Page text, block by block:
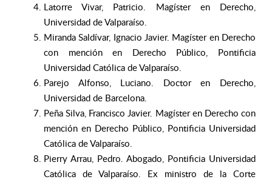
Latorre Vivar, Patricio. Magíster en Derecho,
Universidad de Valparaíso.
Miranda Saldívar, Ignacio Javier. Magíster en Derecho
con mención en Derecho Público, Pontificia
Universidad Católica de Valparaíso.
Parejo Alfonso, Luciano. Doctor en Derecho,
Universidad de Barcelona.
Peña Silva, Francisco Javier. Magíster en Derecho con
mención en Derecho Público, Pontificia Universidad
Católica de Valparaíso.
Pierry Arrau, Pedro. Abogado, Pontificia Universidad
Católica de Valparaíso. Ex ministro de la Corte